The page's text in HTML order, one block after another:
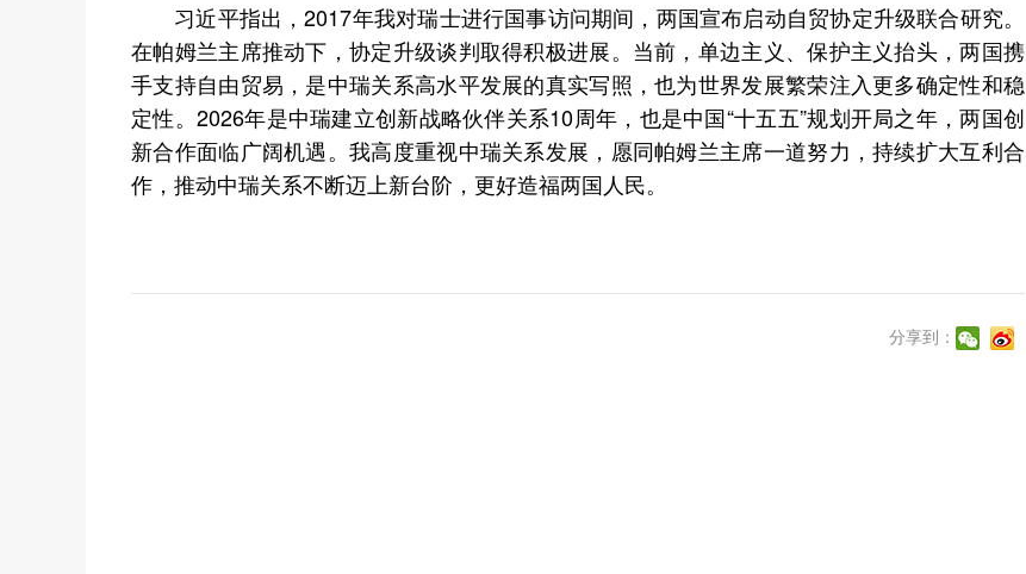
习近平指出，2017年我对瑞士进行国事访问期间，两国宣布启动自贸协定升级联合研究。
在帕姆兰主席推动下，协定升级谈判取得积极进展。当前，单边主义、保护主义抬头，两国携
手支持自由贸易，是中瑞关系高水平发展的真实写照，也为世界发展繁荣注入更多确定性和稳
定性。2026年是中瑞建立创新战略伙伴关系10周年，也是中国“十五五”规划开局之年，两国创
新合作面临广阔机遇。我高度重视中瑞关系发展，愿同帕姆兰主席一道努力，持续扩大互利合
作，推动中瑞关系不断迈上新台阶，更好造福两国人民。
分享到：